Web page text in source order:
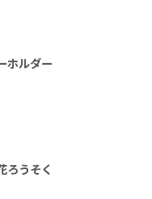
ホルダー
ろうそく